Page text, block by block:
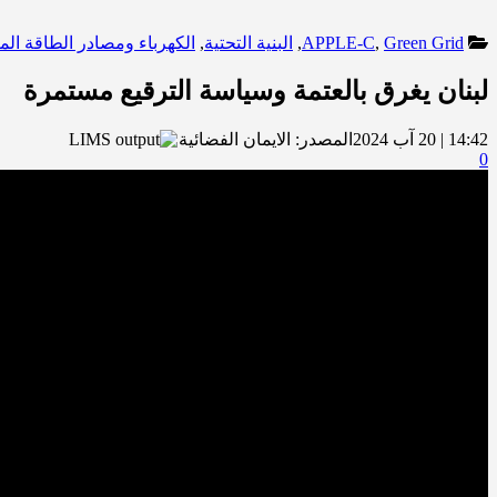
APPLE-C, Green Grid
, البنية التحتية, الكهرباء ومصادر الطاقة
لبنان يغرق بالعتمة وسياسة الترقيع مستمرة
14:42 | 20 آب 2024 المصدر: الايمان الفضائية
0